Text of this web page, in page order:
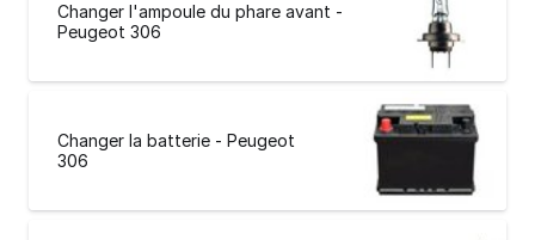
Changer l'ampoule du phare avant -
Peugeot 306
Changer la batterie - Peugeot
306